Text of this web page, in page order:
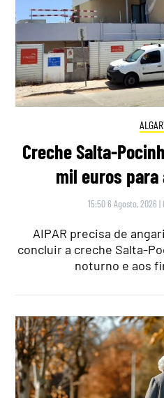
Creche Salta-
mil euros para
15:50 6 Agosto, 2026 |
AIPAR precisa de
concluir a creche Salta-
noturno e aos